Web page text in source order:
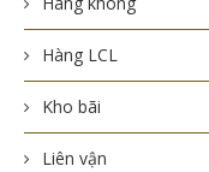
Hàng LCL
Kho bãi
Liên vận